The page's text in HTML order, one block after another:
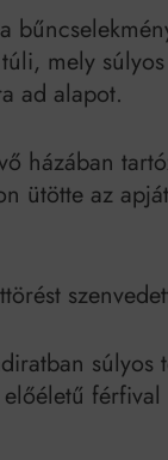
mely
ad alapot.
házában
ütötte az